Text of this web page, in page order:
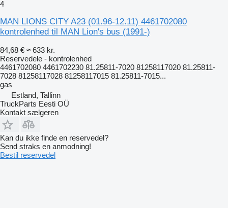
4
MAN LIONS CITY A23 (01.96-12.11) 4461702080
kontrolenhed til MAN Lion's bus (1991-)
84,68 € ≈ 633 kr.
Reservedele - kontrolenhed
4461702080 4461702230 81.25811-7020 81258117020 81.25811-
7028 81258117028 81258117015 81.25811-7015...
gas
Estland, Tallinn
TruckParts Eesti OÜ
Kontakt sælgeren
Kan du ikke finde en reservedel?
Send straks en anmodning!
Bestil reservedel